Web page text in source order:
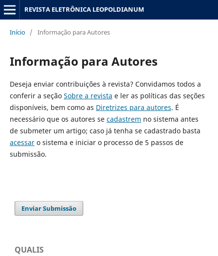
REVISTA ELETRÔNICA LEOPOLDIANUM
Início / Informação para Autores
Informação para Autores
Deseja enviar contribuições à revista? Convidamos todos a
conferir a seção Sobre a revista e ler as políticas das seções
disponíveis, bem como as Diretrizes para autores. É
necessário que os autores se cadastrem no sistema antes
de submeter um artigo; caso já tenha se cadastrado basta
acessaro sistema e iniciar o processo de 5 passos de
submissão.
Enviar Submissão
QUALIS